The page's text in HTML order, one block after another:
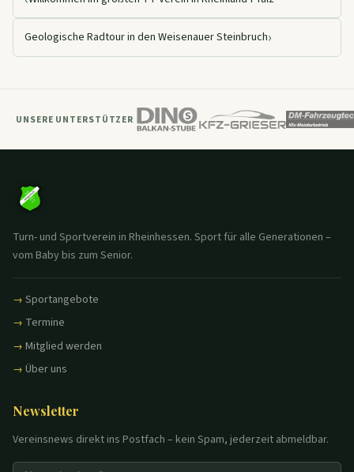
Geologische Radtour in den Weisenauer Steinbruch›
UNSERE UNTERSTÜTZER
Turn- und Sportverein in Rheinhessen. Sport für alle Generationen –
vom Baby bis zum Senior.
Sportangebote
Termine
Mitglied werden
Über uns
Newsletter
Vereinsnews direkt ins Postfach – kein Spam, jederzeit abmeldbar.